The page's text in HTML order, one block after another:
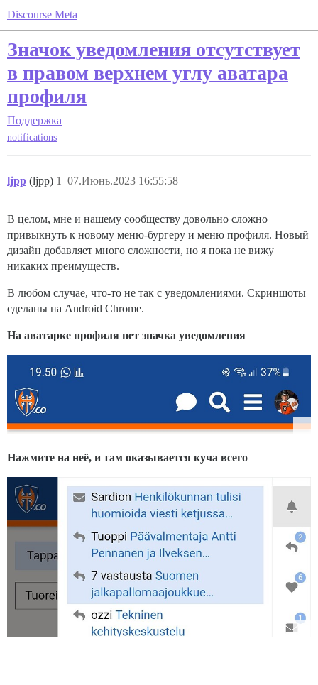
Discourse Meta
Значок уведомления отсутствует
в правом верхнем углу аватара
профиля
Поддержка
notifications
ljpp (ljpp) 07.Июнь.2023 16:55:58
1
В целом, мне и нашему сообществу довольно сложно
привыкнуть к новому меню-бургеру и меню профиля. Новый
дизайн добавляет много сложности, но я пока не вижу
никаких преимуществ.
В любом случае, что-то не так с уведомлениями. Скриншоты
сделаны на Android Chrome.
На аватарке профиля нет значка уведомления
Нажмите на неё, и там оказывается куча всего